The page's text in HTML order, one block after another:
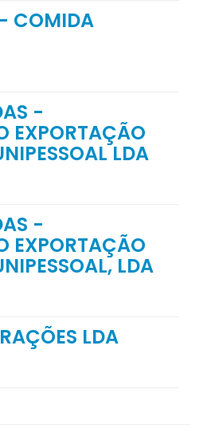
COMIDA
-
EXPORTAÇÃO
LDA
-
EXPORTAÇÃO
LDA
LDA